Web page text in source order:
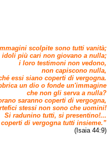
scolpite sono tutti vanità;
più cari non giovano a nulla;
i loro testimoni non vedono,
non capiscono nulla,
essi siano coperti di vergogna.
un dio o fonde un'immagine
che non gli serva a nulla?
saranno coperti di vergogna,
stessi non sono che uomini!
Si radunino tutti, si presentino!...
di vergogna tutti insieme.”
(Isaia 44:9)